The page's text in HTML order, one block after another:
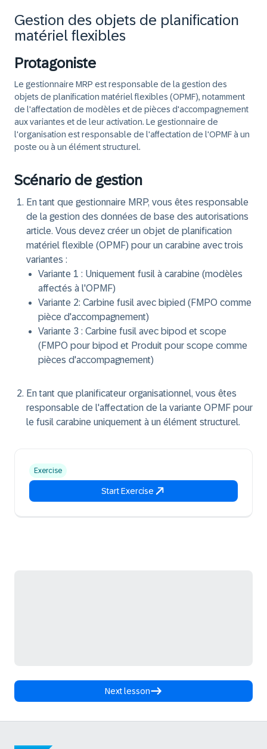
Gestion des objets de planification
matériel flexibles
Protagoniste
Le gestionnaire MRP est responsable de la gestion des
objets de planification matériel flexibles (OPMF), notamment
de l'affectation de modèles et de pièces d'accompagnement
aux variantes et de leur activation. Le gestionnaire de
l'organisation est responsable de l'affectation de l'OPMF à un
poste ou à un élément structurel.
Scénario de gestion
En tant que gestionnaire MRP, vous êtes responsable
de la gestion des données de base des autorisations
article. Vous devez créer un objet de planification
matériel flexible (OPMF) pour un carabine avec trois
variantes :
Variante 1 : Uniquement fusil à carabine (modèles
affectés à l'OPMF)
Variante 2: Carbine fusil avec bipied (FMPO comme
pièce d'accompagnement)
Variante 3 : Carbine fusil avec bipod et scope
(FMPO pour bipod et Produit pour scope comme
pièces d'accompagnement)
En tant que planificateur organisationnel, vous êtes
responsable de l'affectation de la variante OPMF pour
le fusil carabine uniquement à un élément structurel.
Exercise
Start Exercise
Next lesson